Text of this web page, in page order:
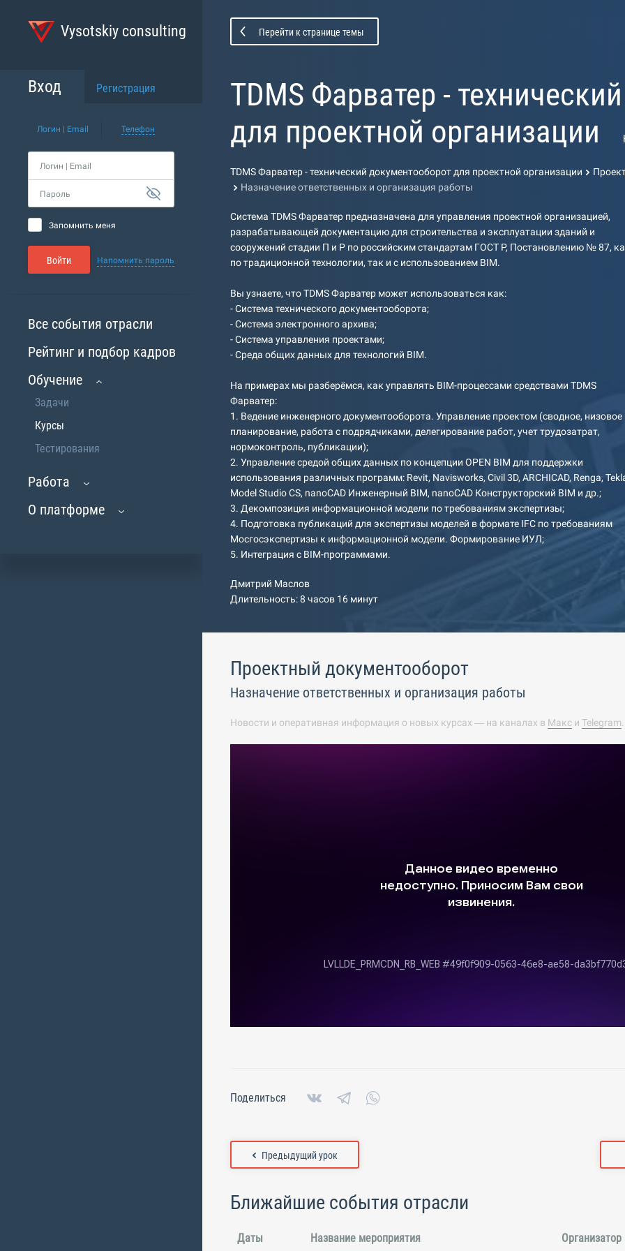
Vysotskiy consulting
Вход Регистрация
Логин | Email Телефон
Логин | Email
Пароль
Запомнить меня
Войти Напомнить пароль
Все события отрасли
Рейтинг и подбор кадров
Обучение
Задачи
Курсы
Тестирования
Работа
О платформе
Перейти к странице темы
TDMS Фарватер -
для проектной организации
TDMS Фарватер - технический документооборот для проектной организации
Назначение ответственных и организация работы
Система TDMS Фарватер предназначена для управления проектной организацией,
разрабатывающей документацию для строительства и эксплуатации зданий и
сооружений стадии П и Р по российским стандартам ГОСТ Р, Постановлению № 87,
по традиционной технологии, так и с использованием BIM.
Вы узнаете, что TDMS Фарватер может использоваться как:
- Система технического документооборота;
- Система электронного архива;
- Система управления проектами;
- Среда общих данных для технологий BIM.
На примерах мы разберёмся, как управлять BIM-процессами средствами TDMS
Фарватер:
1. Ведение инженерного документооборота. Управление проектом (сводное, низовое
планирование, работа с подрядчиками, делегирование работ, учет трудозатрат,
нормоконтроль, публикации);
2. Управление средой общих данных по концепции OPEN BIM для поддержки
использования различных программ: Revit, Navisworks, Civil 3D, ARCHICAD, Renga,
Model Studio CS, nanoCAD Инженерный BIM, nanoCAD Конструкторский BIM и др.;
3. Декомпозиция информационной модели по требованиям экспертизы;
4. Подготовка публикаций для экспертизы моделей в формате IFC по требованиям
Мосгосэкспертизы к информационной модели. Формирование ИУЛ;
5. Интеграция с BIM-программами.
Дмитрий Маслов
Длительность: 8 часов 16 минут
Проектный документооборот
Назначение ответственных и организация работы
Новости и оперативная информация о новых курсах — на каналах в Макс и Telegram
Поделиться
Предыдущий урок
Ближайшие события отрасли
Даты Название мероприятия Организатор